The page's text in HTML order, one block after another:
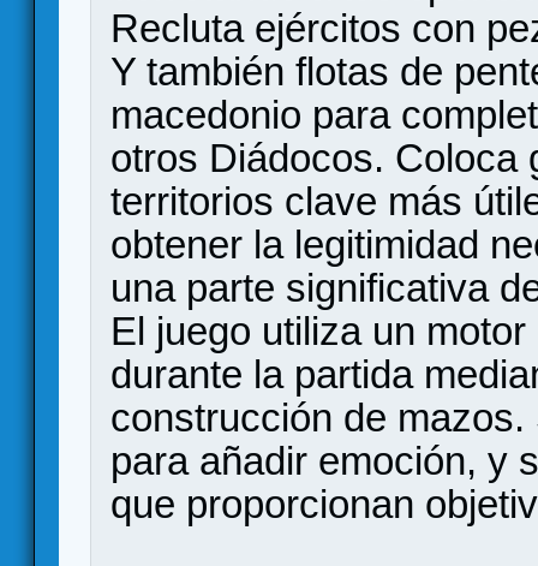
Recluta ejércitos con
Y también flotas de
macedonio para
otros Diádocos. Coloca
territorios clave más
obtener la legitimidad
una parte significativa
El juego utiliza un
durante la partida
construcción de
para añadir emoción, y
que proporcionan